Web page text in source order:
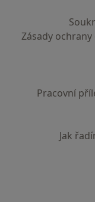
Zásady
Pracovní
Jak